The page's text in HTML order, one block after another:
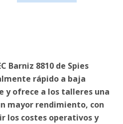
Barniz 8810 de Spies
rápido a baja
ofrece a los talleres una
mayor rendimiento, con
los costes operativos y